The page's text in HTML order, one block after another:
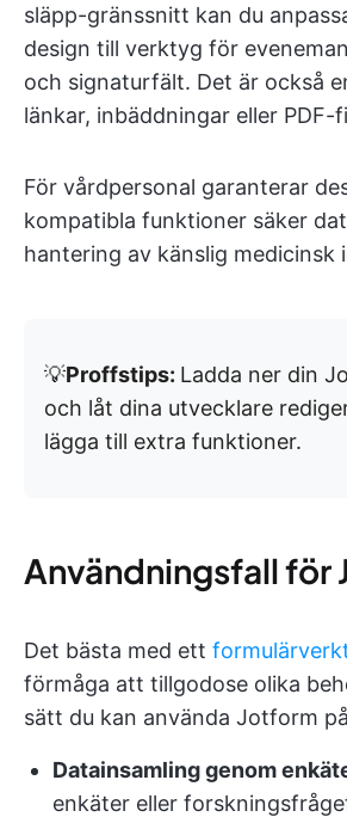
släpp-gränssnitt kan du
design till verktyg för
och signaturfält. Det är också
länkar, inbäddningar eller PDF-
För vårdpersonal garanterar
kompatibla funktioner säker
hantering av känslig medicinsk
💡Proffstips: Ladda ner din
och låt dina utvecklare
lägga till extra funktioner.
Användningsfall för
Det bästa med ett
förmåga att tillgodose olika
sätt du kan använda Jotform
Datainsamling genom
enkäter eller